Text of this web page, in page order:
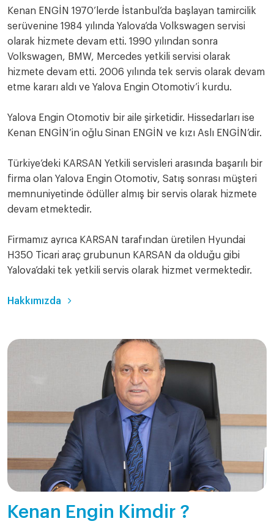
Kenan ENGİN 1970’lerde İstanbul’da başlayan tamircilik
serüvenine 1984 yılında Yalova’da Volkswagen servisi
olarak hizmete devam etti. 1990 yılından sonra
Volkswagen, BMW, Mercedes yetkili servisi olarak
hizmete devam etti. 2006 yılında tek servis olarak devam
etme kararı aldı ve Yalova Engin Otomotiv’i kurdu.
Yalova Engin Otomotiv bir aile şirketidir. Hissedarları ise
Kenan ENGİN’in oğlu Sinan ENGİN ve kızı Aslı ENGİN’dir.
Türkiye’deki KARSAN Yetkili servisleri arasında başarılı bir
firma olan Yalova Engin Otomotiv, Satış sonrası müşteri
memnuniyetinde ödüller almış bir servis olarak hizmete
devam etmektedir.
Firmamız ayrıca KARSAN tarafından üretilen Hyundai
H350 Ticari araç grubunun KARSAN da olduğu gibi
Yalova’daki tek yetkili servis olarak hizmet vermektedir.
Hakkımızda
Kenan Engin Kimdir ?